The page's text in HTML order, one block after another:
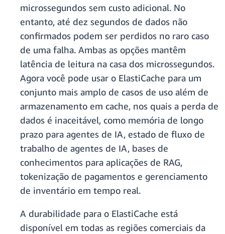
microssegundos sem custo adicional. No
entanto, até dez segundos de dados não
confirmados podem ser perdidos no raro caso
de uma falha. Ambas as opções mantêm
latência de leitura na casa dos microssegundos.
Agora você pode usar o ElastiCache para um
conjunto mais amplo de casos de uso além de
armazenamento em cache, nos quais a perda de
dados é inaceitável, como memória de longo
prazo para agentes de IA, estado de fluxo de
trabalho de agentes de IA, bases de
conhecimentos para aplicações de RAG,
tokenização de pagamentos e gerenciamento
de inventário em tempo real.
A durabilidade para o ElastiCache está
disponível em todas as regiões comerciais da